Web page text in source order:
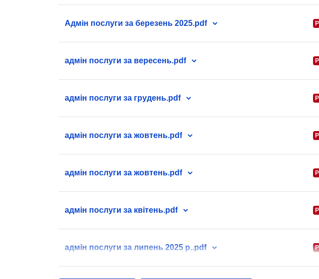
Адмін послуги за березень 2025.pdf
адмін послуги за вересень.pdf
адмін послуги за грудень.pdf
адмін послуги за жовтень.pdf
адмін послуги за жовтень.pdf
адмін послуги за квітень.pdf
адмін послуги за липень 2025 р..pdf